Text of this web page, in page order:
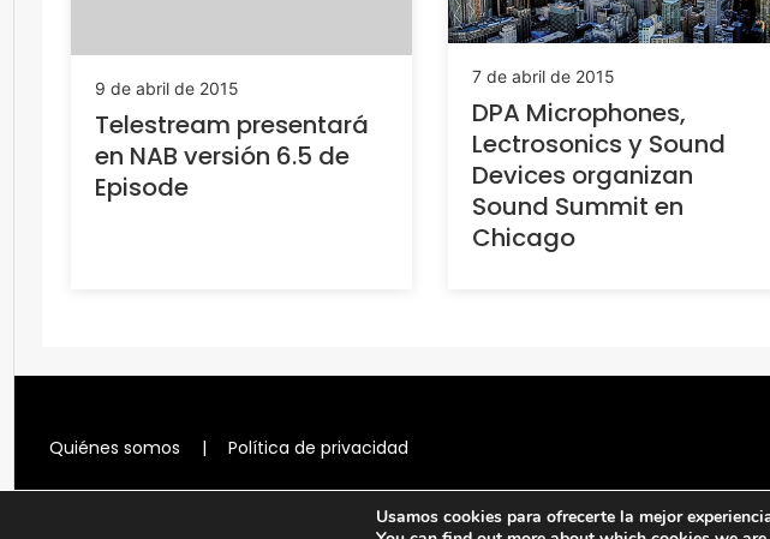
9 de abril de 2015
Telestream presentará
en NAB versión 6.5 de
Episode
7 de abril de 2015
DPA Microphones,
Lectrosonics y Sound
Devices organizan
Sound Summit en
Chicago
Quiénes somos | Política de privacidad
Usamos cookies para ofrecerte la mejor